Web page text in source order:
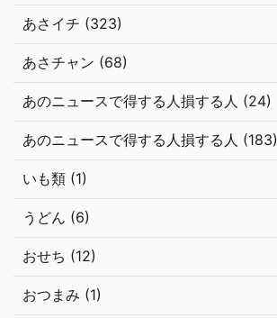
あさイチ (323)
あさチャン (68)
あのニュースで得する人損する人 (24)
あのニュースで得する人損する人 (183)
いも類 (1)
うどん (6)
おせち (12)
おつまみ (1)